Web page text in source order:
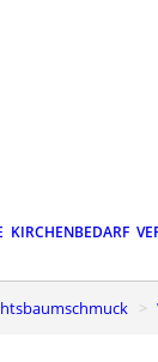
KIRCHENBEDARF